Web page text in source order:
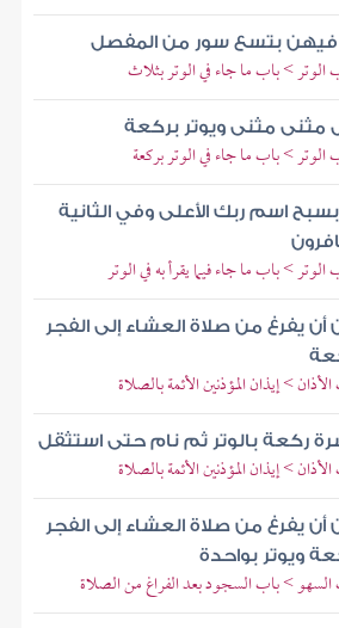
فيهن بتسع سور من المفصل
> باب ما جاء في الوتر بثلاث
مثنى مثنى ويوتر بركعة
> باب ما جاء في الوتر بركعة
بسبح اسم ربك الأعلى وفي الثانية
> باب ما جاء فيما يقرأ به في الوتر
يفرغ من صلاة العشاء إلى الفجر
> إيذان المؤذنين الأئمة بالصلاة
ركعة بالوتر ثم نام حتى استثقل
> إيذان المؤذنين الأئمة بالصلاة
يفرغ من صلاة العشاء إلى الفجر
ويوتر بواحدة
> باب السجود بعد الفراغ من الصلاة